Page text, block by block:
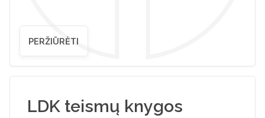
PERŽIŪRĖTI
LDK teismų knygos